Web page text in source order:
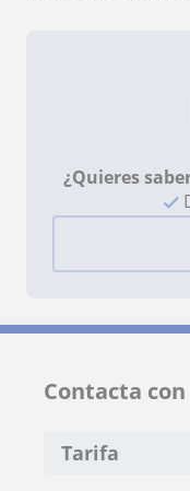
¿Quieres
Contacta
Tarifa